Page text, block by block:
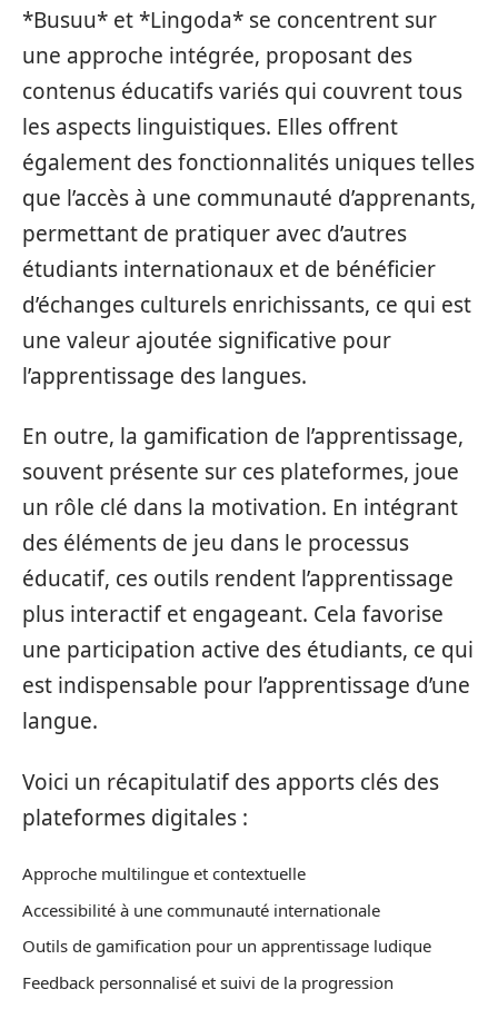
*Busuu* et *Lingoda* se concentrent sur
une approche intégrée, proposant des
contenus éducatifs variés qui couvrent tous
les aspects linguistiques. Elles offrent
également des fonctionnalités uniques telles
que l’accès à une communauté d’apprenants,
permettant de pratiquer avec d’autres
étudiants internationaux et de bénéficier
d’échanges culturels enrichissants, ce qui est
une valeur ajoutée significative pour
l’apprentissage des langues.
En outre, la gamification de l’apprentissage,
souvent présente sur ces plateformes, joue
un rôle clé dans la motivation. En intégrant
des éléments de jeu dans le processus
éducatif, ces outils rendent l’apprentissage
plus interactif et engageant. Cela favorise
une participation active des étudiants, ce qui
est indispensable pour l’apprentissage d’une
langue.
Voici un récapitulatif des apports clés des
plateformes digitales :
Approche multilingue et contextuelle
Accessibilité à une communauté internationale
Outils de gamification pour un apprentissage ludique
Feedback personnalisé et suivi de la progression